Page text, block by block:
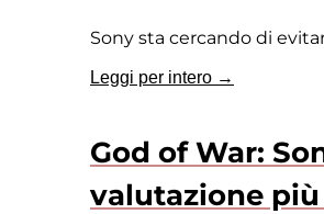
Sony sta cercando di
Leggi per intero →
God of War:
valutazione più